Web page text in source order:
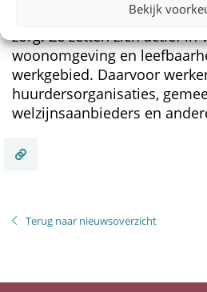
Bekijk
seniorenwoningen, de
zorg. Ze zetten zich actief in
woonomgeving en
werkgebied. Daarvoor
huurdersorganisaties,
welzijnsaanbieders en
Terug naar nieuwsoverzicht